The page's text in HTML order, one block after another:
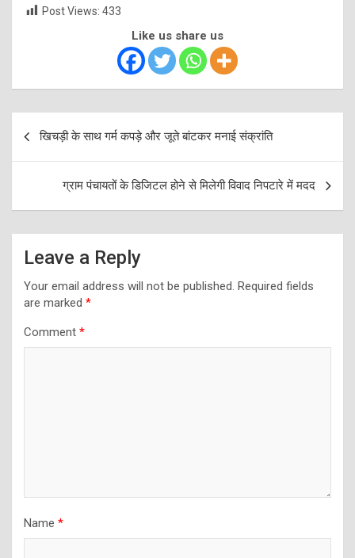
Post Views: 433
Like us share us
Post
navigation
खिचड़ी के साथ गर्म कपड़े और जूते बांटकर मनाई संक्रांति
ग्राम पंचायतों के डिजिटल होने से मिलेगी विवाद निपटारे में मदद
Leave a Reply
Your email address will not be published. Required fields
are marked *
Comment *
Name *